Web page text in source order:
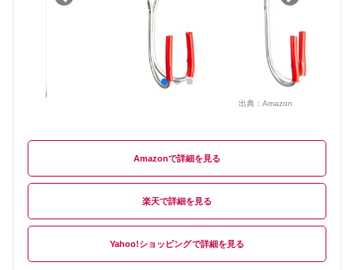
出典： Amazon
Amazon
楽天
Yahoo!ショッピング